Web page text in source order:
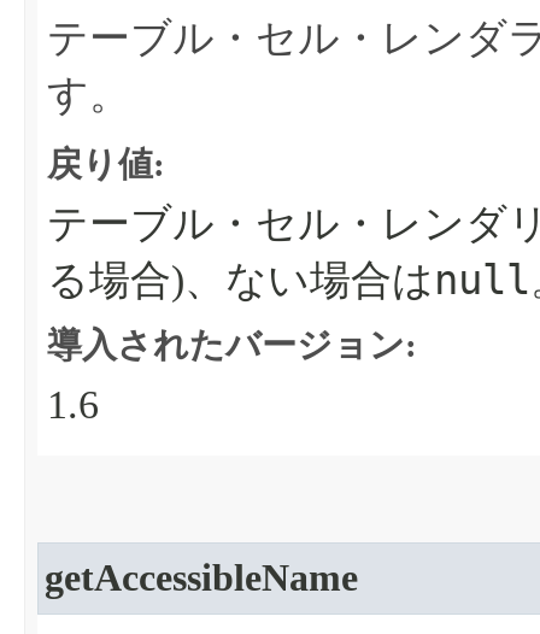
テーブル・セル・レンダ
す。
戻り値:
テーブル・セル・レンダ
る場合)、ない場合はnull
導入されたバージョン:
1.6
getAccessibleName